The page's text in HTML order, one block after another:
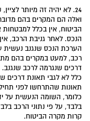
24. לא יהיה זה מיותר
ואלה הם המקרים בהם
הביטוח, אין בכלל
הנכס. לאחר גניבת הרכב,
הערכת הנכס שנגנב נעשית
רכב, למעט במקרים בהם
דרכים שנגרמה לרכב
כלל לא לגבי תאונת דרכים
תאונות שהתרחשו לפני
כלומר, השומה הנעשית על
בלבד, על פי נתוני הרכב
קרות מקרה הביטוח.